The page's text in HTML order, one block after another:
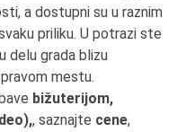
a dostupni su u raznim
priliku. U potrazi ste
u delu grada blizu
mestu.
bižuterijom,
, saznajte cene,